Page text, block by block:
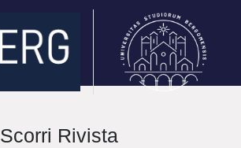
Scorri Rivista